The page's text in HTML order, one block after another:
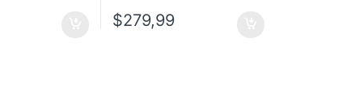
$279,99